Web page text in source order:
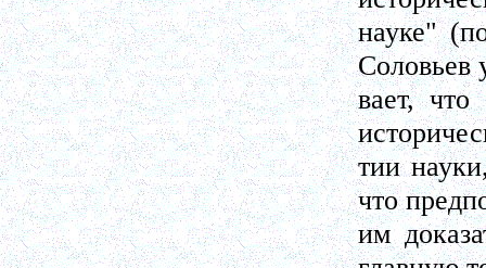
науке"
Соловьев
вает, что
тии
что
им